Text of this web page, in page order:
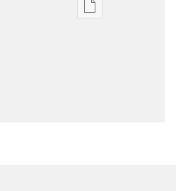
ዲጂታዊ